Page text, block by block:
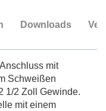
Downloads
mit
Schweißen
1/2 Zoll Gewinde.
mit einem